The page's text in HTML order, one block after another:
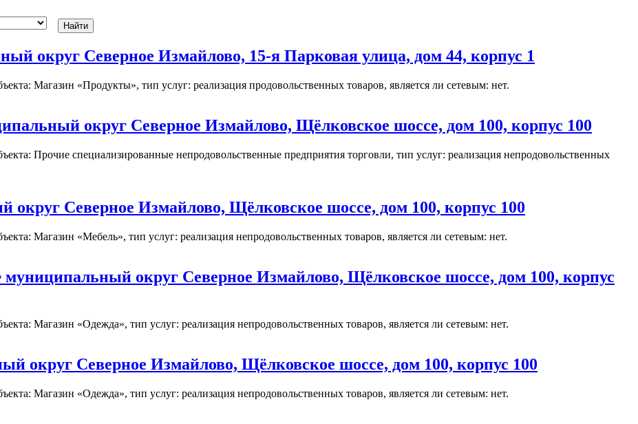
округ Северное Измайлово, 15-я Парковая улица, дом 44, корпус 1
Магазин «Продукты», тип услуг: реализация продовольственных товаров, является ли сетевым: нет.
округ Северное Измайлово, Щёлковское шоссе, дом 100, корпус 100
Прочие специализированные непродовольственные предприятия торговли, тип услуг: реализация непродовольственных
Северное Измайлово, Щёлковское шоссе, дом 100, корпус 100
Магазин «Мебель», тип услуг: реализация непродовольственных товаров, является ли сетевым: нет.
округ Северное Измайлово, Щёлковское шоссе, дом 100, корпус
Магазин «Одежда», тип услуг: реализация непродовольственных товаров, является ли сетевым: нет.
округ Северное Измайлово, Щёлковское шоссе, дом 100, корпус 100
Магазин «Одежда», тип услуг: реализация непродовольственных товаров, является ли сетевым: нет.